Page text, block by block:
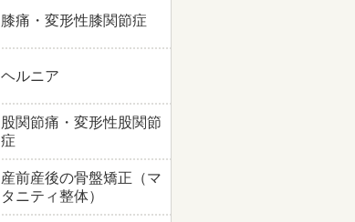
膝痛・変形性膝関節症
ヘルニア
股関節痛・変形性股関節
症
産前産後の骨盤矯正（マ
タニティ整体）